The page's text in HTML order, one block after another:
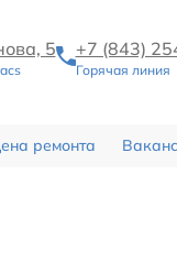
5 +7 (843)
Горячая линия
ремонта